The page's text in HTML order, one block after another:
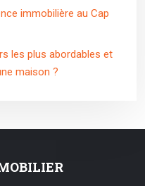
immobilière au Cap
les plus abordables et
maison ?